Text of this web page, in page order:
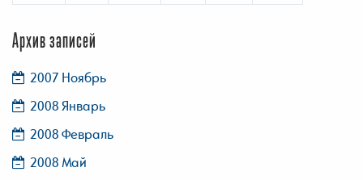
Архив записей
2007 Ноябрь
2008 Январь
2008 Февраль
2008 Май